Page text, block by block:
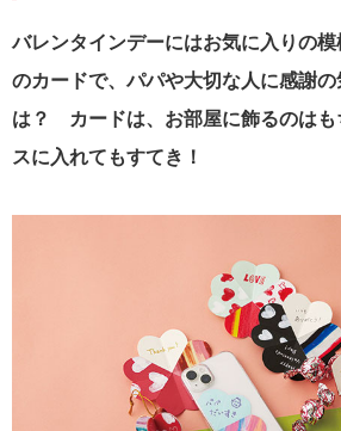
バレンタインデーにはお気に入りの
のカードで、パパや大切な人に感謝
は？ カードは、お部屋に飾るのはも
スに入れてもすてき！